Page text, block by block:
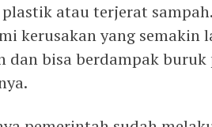
atau terjerat
kerusakan yang semakin
dan bisa berdampak